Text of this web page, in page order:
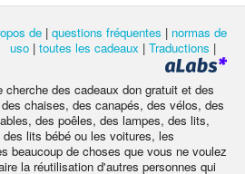
de | questions fréquentes | normas de
uso | toutes les cadeaux | Traductions |
des cadeaux don gratuit et des
chaises, des canapés, des vélos, des
des poêles, des lampes, des lits,
lits bébé ou les voitures, les
beaucoup de choses que vous ne voulez
la réutilisation d'autres personnes qui